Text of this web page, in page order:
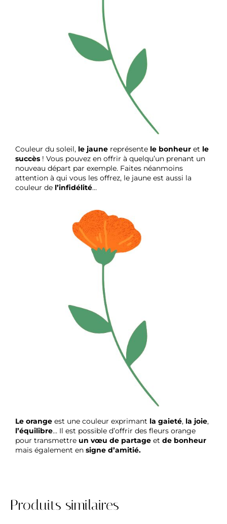
Couleur du soleil, le jaune représente le bonheur et le
succès ! Vous pouvez en offrir à quelqu’un prenant un
nouveau départ par exemple. Faites néanmoins
attention à qui vous les offrez, le jaune est aussi la
couleur de l’infidélité…
Le orange est une couleur exprimant la gaieté, la joie,
l’équilibre… Il est possible d’offrir des fleurs orange
pour transmettre un vœu de partage et de bonheur
mais également en signe d’amitié.
Produits similaires